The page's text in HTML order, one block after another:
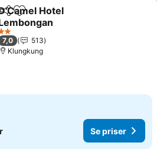
Legg til i favoritter
Hotel
Stjerner
7,0
513
Klungkung
Se priser